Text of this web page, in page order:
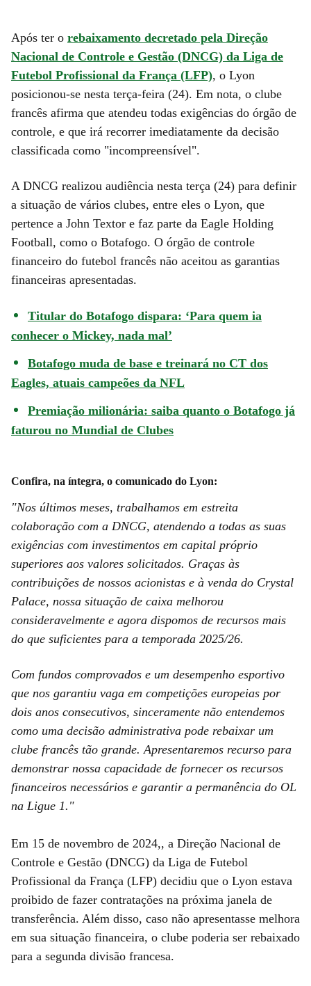
Após ter o rebaixamento decretado pela Direção
Nacional de Controle e Gestão (DNCG) da Liga de
Futebol Profissional da França (LFP), o Lyon
posicionou-se nesta terça-feira (24). Em nota, o clube
francês afirma que atendeu todas exigências do órgão de
controle, e que irá recorrer imediatamente da decisão
classificada como "incompreensível".
A DNCG realizou audiência nesta terça (24) para definir
a situação de vários clubes, entre eles o Lyon, que
pertence a John Textor e faz parte da Eagle Holding
Football, como o Botafogo. O órgão de controle
financeiro do futebol francês não aceitou as garantias
financeiras apresentadas.
Titular do Botafogo dispara: ‘Para quem ia
conhecer o Mickey, nada mal’
Botafogo muda de base e treinará no CT dos
Eagles, atuais campeões da NFL
Premiação milionária: saiba quanto o Botafogo já
faturou no Mundial de Clubes
Confira, na íntegra, o comunicado do Lyon:
"Nos últimos meses, trabalhamos em estreita
colaboração com a DNCG, atendendo a todas as suas
exigências com investimentos em capital próprio
superiores aos valores solicitados. Graças às
contribuições de nossos acionistas e à venda do Crystal
Palace, nossa situação de caixa melhorou
consideravelmente e agora dispomos de recursos mais
do que suficientes para a temporada 2025/26.
Com fundos comprovados e um desempenho esportivo
que nos garantiu vaga em competições europeias por
dois anos consecutivos, sinceramente não entendemos
como uma decisão administrativa pode rebaixar um
clube francês tão grande. Apresentaremos recurso para
demonstrar nossa capacidade de fornecer os recursos
financeiros necessários e garantir a permanência do OL
na Ligue 1."
Em 15 de novembro de 2024,, a Direção Nacional de
Controle e Gestão (DNCG) da Liga de Futebol
Profissional da França (LFP) decidiu que o Lyon estava
proibido de fazer contratações na próxima janela de
transferência. Além disso, caso não apresentasse melhora
em sua situação financeira, o clube poderia ser rebaixado
para a segunda divisão francesa.